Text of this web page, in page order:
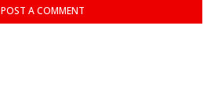
POST A COMMENT